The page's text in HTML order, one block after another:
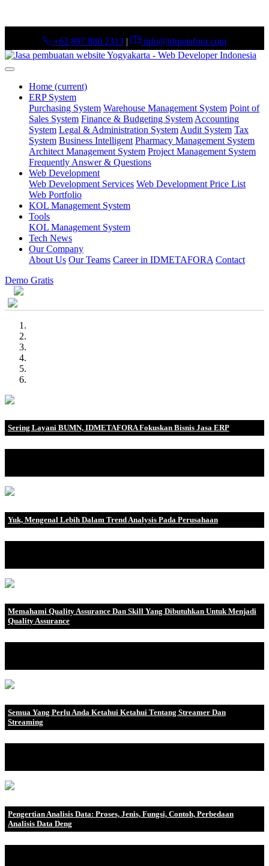
+62 897 880 2313 | info@idmetafora.com
Home (current)
ERP System
Purchasing System Warehouse Management System Point of
Sales System Finance & Budgeting System Accounting
System Legal & Administration System Audit System Tax
System Business Intelligent Pharmacy Management System
Architect Management System Project Management System
Frequently Answer & Questions
Web Development
Web Development Services Web Development Price List
Web Portfolio
KOL Management System
Tools
KOL Management System
Tech News
Our Company
About Us Our Teams Career in IDMETAFORA Contact
Demo Gratis
Sering Layani BUMN, IDMETAFORA Fokuskan Bisnis Jasa ERP
Yuk, Mengenal Lebih Dalam Trend Analysis Pada Perusahaan
Memahami Quality Assurance Dan Skill Yang Dibutuhkan Untuk Menjadi
Quality Assurance
Semua Yang Perlu Anda Ketahui Ketahui Tentang Streamer Dan
Streaming
Pengertian Analisis Data: Proses, Jenis, Fungsi, Contoh, Perbedaan
Analisis Data Deng